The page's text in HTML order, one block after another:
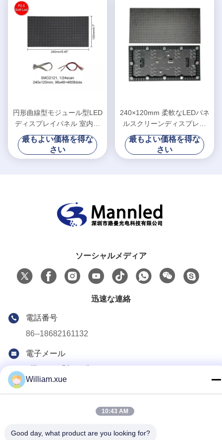
円形曲線型モジュール型LED
ディスプレイパネル 室内ロ
ール折りたたみ
最もよい価格を得な
さい
240×120mm 柔軟なLEDパネ
ルスクリーンディスプレイ
室内 P1.875 SMD
最もよい価格を得な
さい
ソーシャルメディア
迅速な連絡
電話番号
86--18682161132
電子メール
william.xue@foxmail.com
ュニティ シャイアン通り シェンゼン市
William.xue
10:43 AM
Good day, what product are you looking for?